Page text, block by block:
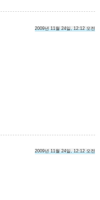
2009년 11월 24일, 12:12 오전
2009년 11월 24일, 12:12 오전